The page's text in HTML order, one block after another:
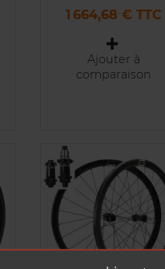
Prix
1 664,68 € TTC
Ajouter à
comparaison